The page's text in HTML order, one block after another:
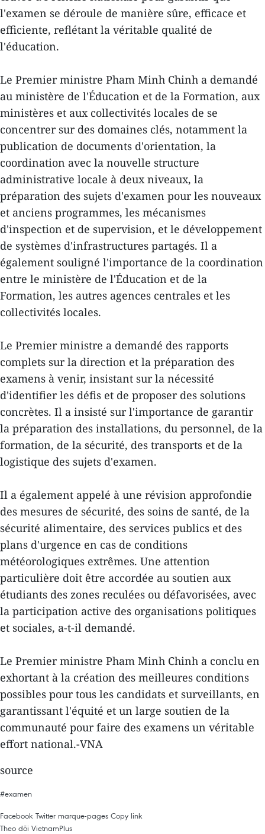
l'examen se déroule de manière sûre, efficace et
efficiente, reflétant la véritable qualité de
l'éducation.
Le Premier ministre Pham Minh Chinh a demandé
au ministère de l'Éducation et de la Formation, aux
ministères et aux collectivités locales de se
concentrer sur des domaines clés, notamment la
publication de documents d'orientation, la
coordination avec la nouvelle structure
administrative locale à deux niveaux, la
préparation des sujets d'examen pour les nouveaux
et anciens programmes, les mécanismes
d'inspection et de supervision, et le développement
de systèmes d'infrastructures partagés. Il a
également souligné l'importance de la coordination
entre le ministère de l'Éducation et de la
Formation, les autres agences centrales et les
collectivités locales.
Le Premier ministre a demandé des rapports
complets sur la direction et la préparation des
examens à venir, insistant sur la nécessité
d'identifier les défis et de proposer des solutions
concrètes. Il a insisté sur l'importance de garantir
la préparation des installations, du personnel, de la
formation, de la sécurité, des transports et de la
logistique des sujets d'examen.
Il a également appelé à une révision approfondie
des mesures de sécurité, des soins de santé, de la
sécurité alimentaire, des services publics et des
plans d'urgence en cas de conditions
météorologiques extrêmes. Une attention
particulière doit être accordée au soutien aux
étudiants des zones reculées ou défavorisées, avec
la participation active des organisations politiques
et sociales, a-t-il demandé.
Le Premier ministre Pham Minh Chinh a conclu en
exhortant à la création des meilleures conditions
possibles pour tous les candidats et surveillants, en
garantissant l'équité et un large soutien de la
communauté pour faire des examens un véritable
effort national.-VNA
source
#examen
Facebook Twitter marque-pages Copy link
Theo dõi VietnamPlus